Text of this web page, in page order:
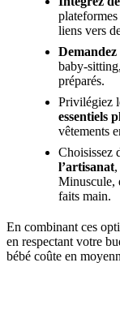
liens vers
Demandez
baby-
préparés.
Privilégiez
essentiels
vêtements
Choisissez
l’artisanat
Minuscule,
faits main.
En combinant ces
en respectant votre
bébé coûte en